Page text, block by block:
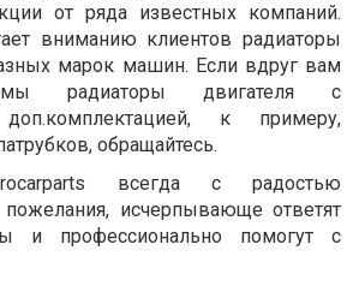
от ряда известных компаний.
вниманию клиентов радиаторы
марок машин. Если вдруг вам
радиаторы двигателя с
доп.комплектацией, к примеру,
обращайтесь.
всегда с радостью
исчерпывающе ответят
и профессионально помогут с